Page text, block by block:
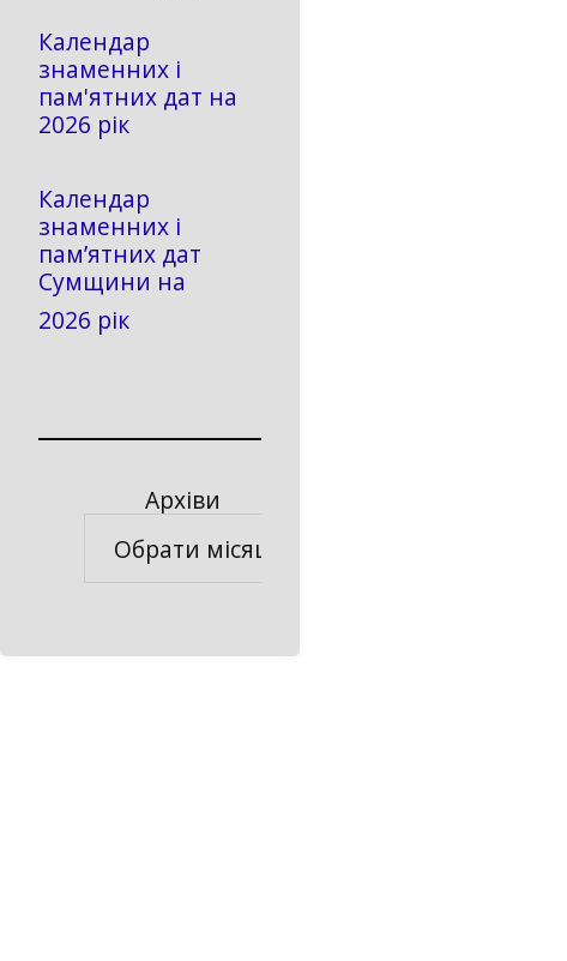
Календар
знаменних і
пам'ятних дат на
2026 рік
Календар
знаменних і
пам’ятних дат
Сумщини на
2026 рік
Архіви